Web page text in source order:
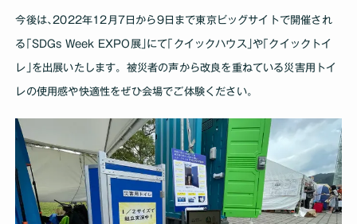
今後は､2022年12月7日から9日まで東京ビッグサイトで開催され
る｢SDGs Week EXPO展｣にて｢クイックハウス｣や｢クイックトイ
レ｣を出展いたします。被災者の声から改良を重ねている災害用トイ
レの使用感や快適性をぜひ会場でご体験ください｡